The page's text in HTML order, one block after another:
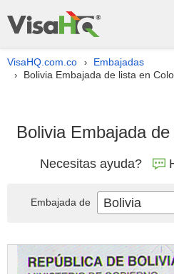
VisaHQ.com.co › Embajadas
› Bolivia Embajada de lista en
Bolivia Embajada
Necesitas ayuda?
Embajada de Bolivia